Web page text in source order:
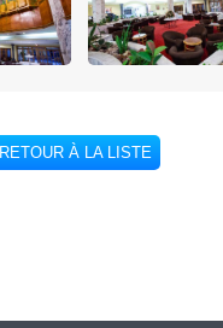
RETOUR À LA LISTE